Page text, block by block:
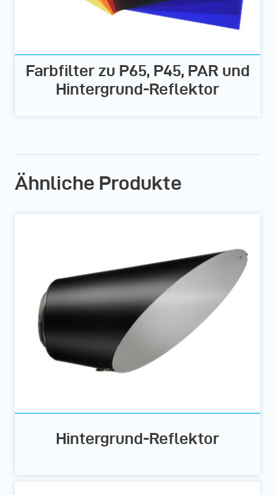
Farbfilter zu P65, P45, PAR und
Hintergrund-Reflektor
Ähnliche Produkte
Hintergrund-Reflektor